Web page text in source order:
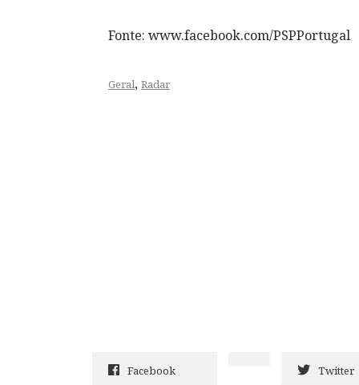
Fonte: www.facebook.com/PSPPortugal
Geral, Radar
Facebook Twitter